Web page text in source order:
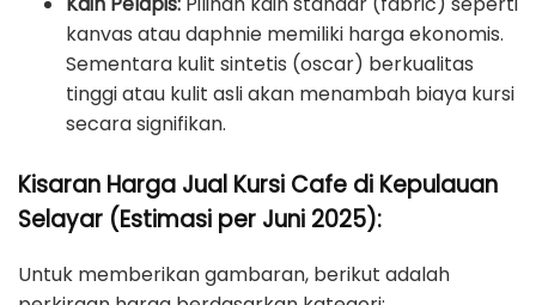
kanvas atau daphnie memiliki harga ekonomis.
Sementara kulit sintetis (oscar) berkualitas
tinggi atau kulit asli akan menambah biaya kursi
secara signifikan.
Kisaran Harga Jual Kursi Cafe di Kepulauan
Selayar (Estimasi per Juni 2025):
Untuk memberikan gambaran, berikut adalah